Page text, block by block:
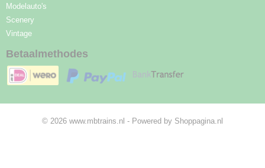
Modelauto's
Scenery
Vintage
Betaalmethodes
© 2026 www.mbtrains.nl - Powered by Shoppagina.nl